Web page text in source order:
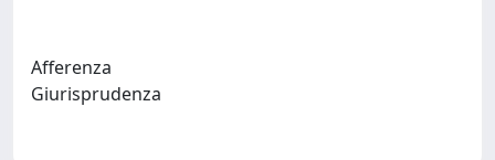
Afferenza
Giurisprudenza